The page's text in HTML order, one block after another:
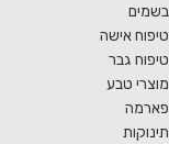
בשמים
טיפוח אישה
טיפוח גבר
מוצרי טבע
פארמה
תינוקות